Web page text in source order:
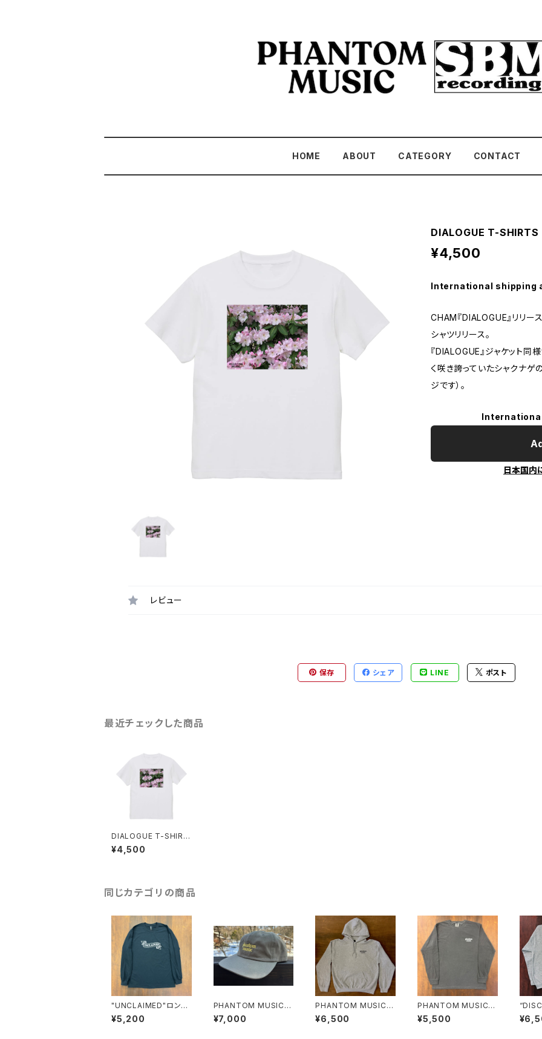
HOME ABOUT CATEGORY CONTACT
DIALOGUE T-SHIRTS
¥4,500
International shipping
CHAM『DIALOGUE』リリ
シャツリリース。
『DIALOGUE』ジャケット
く咲き誇っていたシャクナゲ
ジです）。
日本国内
レビュー
保存 シェア LINE ポスト
最近チェックした商品
DIALOGUE T-SHIRT
S
¥4,500
同じカテゴリの商品
"UNCLAIMED"ロング
スリーブTシャツ
¥5,200
PHANTOM MUSIC 6
PANEL (SEQUEL CD
同梱)
¥7,000
PHANTOM MUSIC フ
ーディー
¥6,500
PHANTOM MUSIC
ロングスリーブTシャツ
¥5,500
ネック